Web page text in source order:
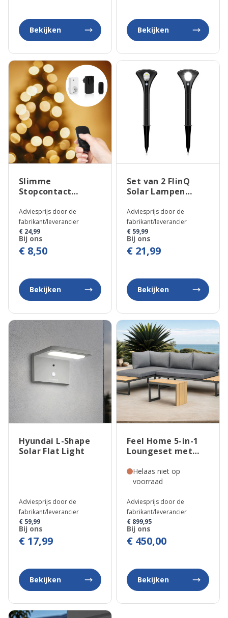
Bekijken Bekijken
Slimme
Stopcontact
Afstandsbediening
Adviesprijs door de
fabrikant/leverancier
€ 24,99
Bij ons
€ 8,50
Bekijken
Set van 2 FlinQ
Solar Lampen
Adviesprijs door de
fabrikant/leverancier
€ 59,99
Bij ons
€ 21,99
Bekijken
Hyundai L-Shape
Solar Flat Light
Adviesprijs door de
fabrikant/leverancier
€ 59,99
Bij ons
€ 17,99
Bekijken
Feel Home 5-in-1
Loungeset met
Toscana
Helaas niet op
voorraad
Adviesprijs door de
fabrikant/leverancier
€ 899,95
Bij ons
€ 450,00
Bekijken